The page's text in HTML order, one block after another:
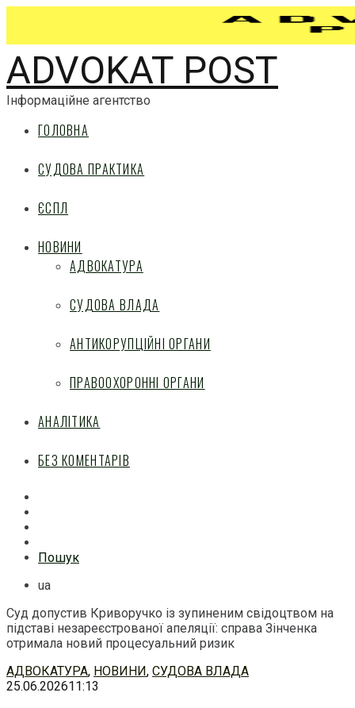
ADVOKAT POST
Інформаційне агентство
ГОЛОВНА
СУДОВА ПРАКТИКА
ЄСПЛ
НОВИНИ
АДВОКАТУРА
СУДОВА ВЛАДА
АНТИКОРУПЦІЙНІ ОРГАНИ
ПРАВООХОРОННІ ОРГАНИ
АНАЛІТИКА
БЕЗ КОМЕНТАРІВ
Пошук
ua
Суд допустив Криворучко із зупиненим свідоцтвом на
підставі незареєстрованої апеляції: справа Зінченка
отримала новий процесуальний ризик
Перейти
до
АДВОКАТУРА, НОВИНИ, СУДОВА ВЛАДА
25.06.202611:13